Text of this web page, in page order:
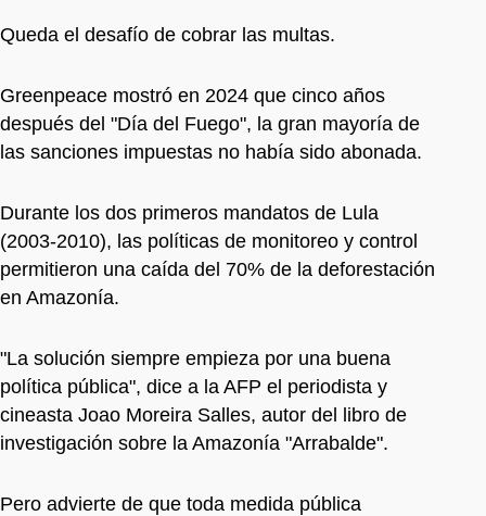
Queda el desafío de cobrar las multas.
Greenpeace mostró en 2024 que cinco años
después del "Día del Fuego", la gran mayoría de
las sanciones impuestas no había sido abonada.
Durante los dos primeros mandatos de Lula
(2003-2010), las políticas de monitoreo y control
permitieron una caída del 70% de la deforestación
en Amazonía.
"La solución siempre empieza por una buena
política pública", dice a la AFP el periodista y
cineasta Joao Moreira Salles, autor del libro de
investigación sobre la Amazonía "Arrabalde".
Pero advierte de que toda medida pública